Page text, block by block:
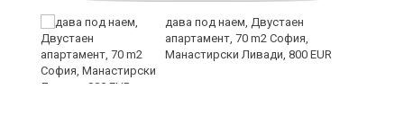
дава под наем, Двустаен
апартамент, 70 m2 София,
Манастирски Ливади, 800 EUR